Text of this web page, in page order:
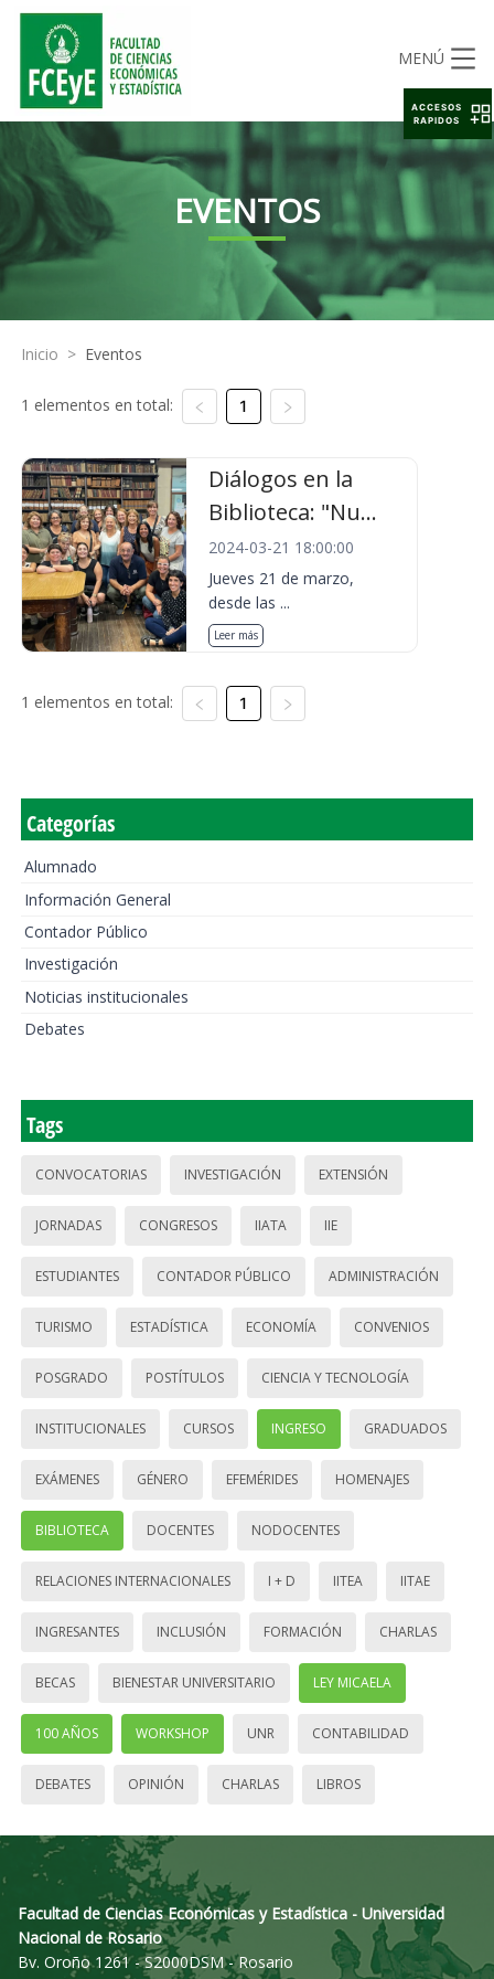
MENÚ
EVENTOS
Inicio > Eventos
1 elementos en total: 1
Diálogos en la
Biblioteca: "Nu...
2024-03-21 18:00:00
Jueves 21 de marzo,
desde las ...
Leer más
1 elementos en total: 1
Categorías
Alumnado
Información General
Contador Público
Investigación
Noticias institucionales
Debates
Tags
CONVOCATORIAS INVESTIGACIÓN EXTENSIÓN
JORNADAS CONGRESOS IIATA IIE
ESTUDIANTES CONTADOR PÚBLICO ADMINISTRACIÓN
TURISMO ESTADÍSTICA ECONOMÍA CONVENIOS
POSGRADO POSTÍTULOS CIENCIA Y TECNOLOGÍA
INSTITUCIONALES CURSOS INGRESO GRADUADOS
EXÁMENES GÉNERO EFEMÉRIDES HOMENAJES
BIBLIOTECA DOCENTES NODOCENTES
RELACIONES INTERNACIONALES I + D IITEA IITAE
INGRESANTES INCLUSIÓN FORMACIÓN CHARLAS
BECAS BIENESTAR UNIVERSITARIO LEY MICAELA
100 AÑOS WORKSHOP UNR CONTABILIDAD
DEBATES OPINIÓN CHARLAS LIBROS
Facultad de Ciencias Económicas y Estadística - Universidad
Nacional de Rosario
Bv. Oroño 1261 - S2000DSM - Rosario
ACCESOS
RAPIDOS